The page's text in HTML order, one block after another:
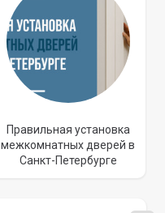
Правильная установка
межкомнатных дверей в
Санкт-Петербурге